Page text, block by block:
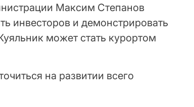
Максим Степанов
инвесторов и демонстрировать
может стать курортом
на развитии всего